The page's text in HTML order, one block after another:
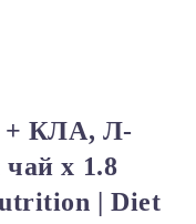
+ КЛА, Л-
х 1.8
| Diet